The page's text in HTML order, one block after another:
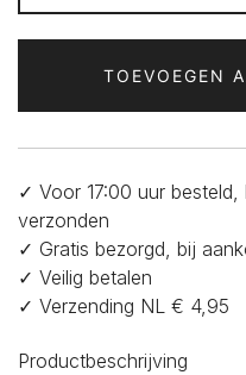
TOEVOEGEN
✓ Voor 17:00 uur besteld,
verzonden
✓ Gratis bezorgd, bij
✓ Veilig betalen
✓ Verzending NL € 4,95
Productbeschrijving